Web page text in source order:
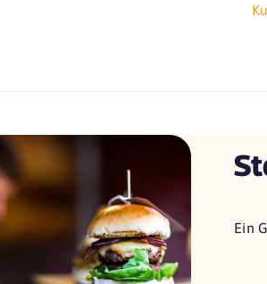
Ein